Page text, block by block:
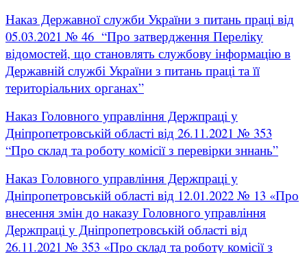
Наказ Державної служби України з питань праці від
05.03.2021 № 46 “Про затвердження Переліку
відомостей, що становлять службову інформацію в
Державній службі України з питань праці та її
територіальних органах”
Наказ Головного управління Держпраці у
Дніпропетровській області від 26.11.2021 № 353
“Про склад та роботу комісії з перевірки зннань”
Наказ Головного управління Держпраці у
Дніпропетровській області від 12.01.2022 № 13 «Про
внесення змін до наказу Головного управління
Держпраці у Дніпропетровській області від
26.11.2021 № 353 «Про склад та роботу комісії з